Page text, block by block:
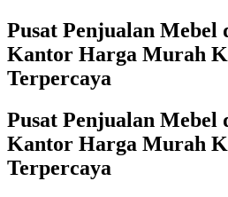
Pusat Penjualan Mebel
Kantor Harga Murah
Terpercaya
Pusat Penjualan Mebel
Kantor Harga Murah
Terpercaya